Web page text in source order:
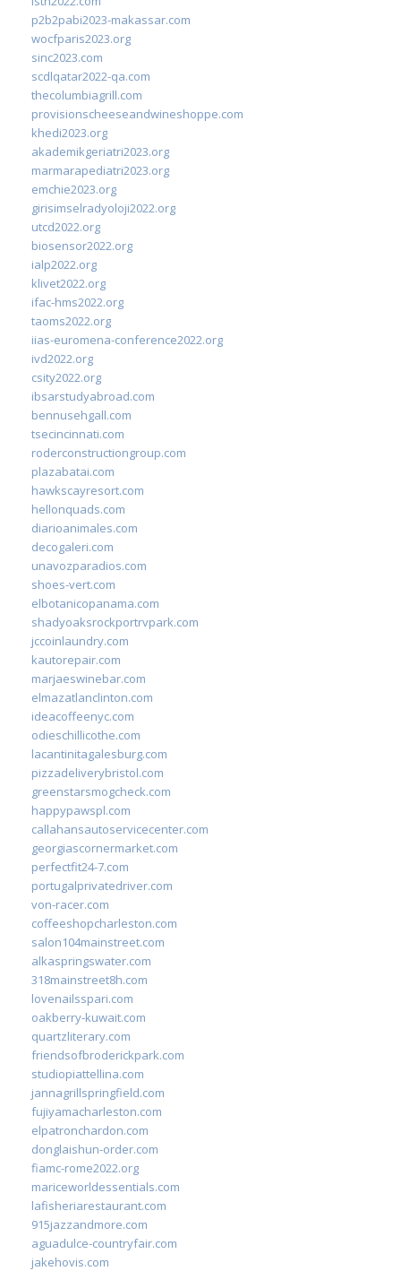
p2b2pabi2023-makassar.com
wocfparis2023.org
sinc2023.com
scdlqatar2022-qa.com
thecolumbiagrill.com
provisionscheeseandwineshoppe.com
khedi2023.org
akademikgeriatri2023.org
marmarapediatri2023.org
emchie2023.org
girisimselradyoloji2022.org
utcd2022.org
biosensor2022.org
ialp2022.org
klivet2022.org
ifac-hms2022.org
taoms2022.org
iias-euromena-conference2022.org
ivd2022.org
csity2022.org
ibsarstudyabroad.com
bennusehgall.com
tsecincinnati.com
roderconstructiongroup.com
plazabatai.com
hawkscayresort.com
hellonquads.com
diarioanimales.com
decogaleri.com
unavozparadios.com
shoes-vert.com
elbotanicopanama.com
shadyoaksrockportrvpark.com
jccoinlaundry.com
kautorepair.com
marjaeswinebar.com
elmazatlanclinton.com
ideacoffeenyc.com
odieschillicothe.com
lacantinitagalesburg.com
pizzadeliverybristol.com
greenstarsmogcheck.com
happypawspl.com
callahansautoservicecenter.com
georgiascornermarket.com
perfectfit24-7.com
portugalprivatedriver.com
von-racer.com
coffeeshopcharleston.com
salon104mainstreet.com
alkaspringswater.com
318mainstreet8h.com
lovenailsspari.com
oakberry-kuwait.com
quartzliterary.com
friendsofbroderickpark.com
studiopiattellina.com
jannagrillspringfield.com
fujiyamacharleston.com
elpatronchardon.com
donglaishun-order.com
fiamc-rome2022.org
mariceworldessentials.com
lafisheriarestaurant.com
915jazzandmore.com
aguadulce-countryfair.com
jakehovis.com